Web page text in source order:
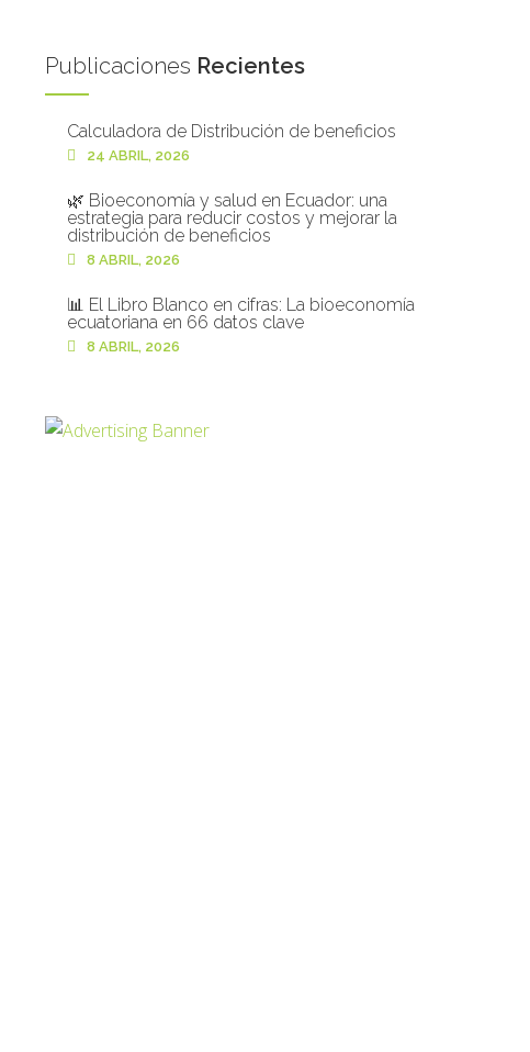
Publicaciones Recientes
Calculadora de Distribución de beneficios
24 ABRIL, 2026
🌿 Bioeconomía y salud en Ecuador: una
estrategia para reducir costos y mejorar la
distribución de beneficios
8 ABRIL, 2026
📊 El Libro Blanco en cifras: La bioeconomía
ecuatoriana en 66 datos clave
8 ABRIL, 2026